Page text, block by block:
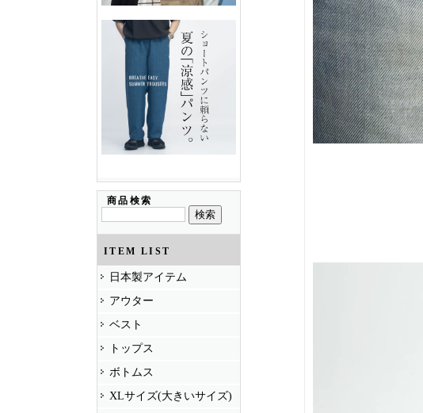
商品検索
ITEM LIST
日本製アイテム
アウター
ベスト
トップス
ボトムス
XLサイズ(大きいサイズ)